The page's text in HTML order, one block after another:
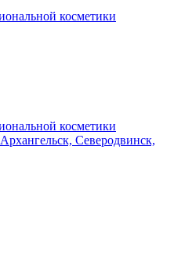
Архангельск, Северодвинск,